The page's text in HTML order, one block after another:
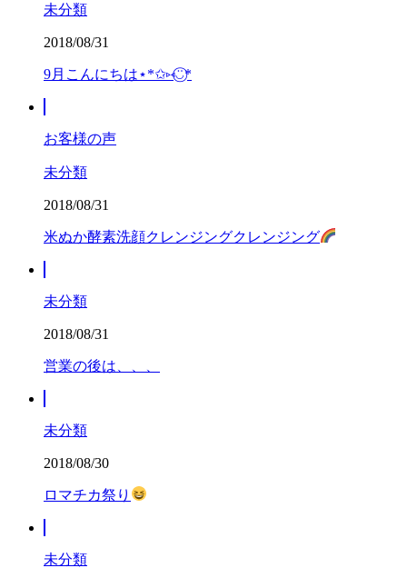
未分類
2018/08/31
9月こんにちは⋆*✩⑅◡̈⃝*
お客様の声
未分類
2018/08/31
米ぬか酵素洗顔クレンジングクレンジング
未分類
2018/08/31
営業の後は、、、
未分類
2018/08/30
ロマチカ祭り
未分類